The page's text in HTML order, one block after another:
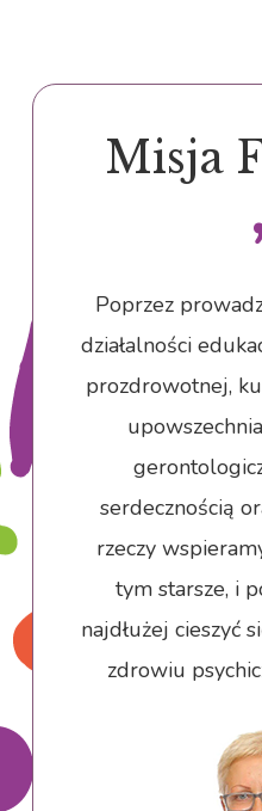
Misja
Poprzez
działalności
prozdrowotnej,
serdecznością
rzeczy
tym starsze, i
najdłużej cieszyć
zdrowiu